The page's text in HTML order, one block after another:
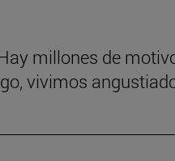
millones de
vivimos